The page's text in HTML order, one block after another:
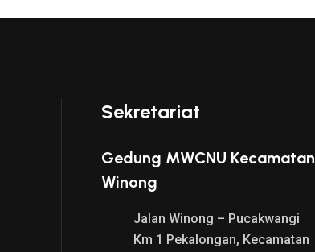
Sekretariat
Gedung MWCNU Kecamatan
Winong
Jalan Winong – Pucakwangi
Km 1 Pekalongan, Kecamatan